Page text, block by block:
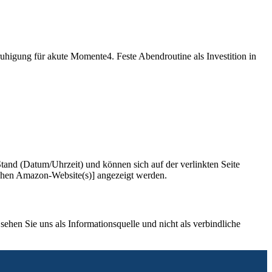
für akute Momente4. Feste Abendroutine als Investition in
(Datum/Uhrzeit) und können sich auf der verlinkten Seite
Amazon-Website(s)] angezeigt werden.
Sie uns als Informationsquelle und nicht als verbindliche